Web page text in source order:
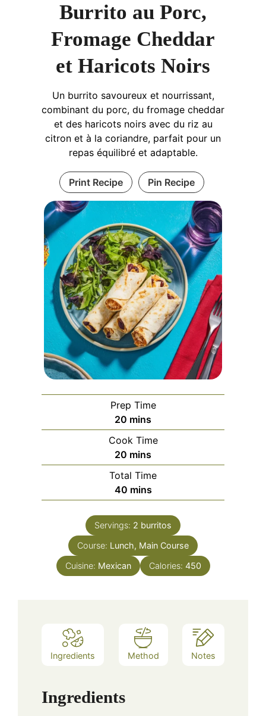
Burrito au Porc,
Fromage Cheddar
et Haricots Noirs
Un burrito savoureux et nourrissant,
combinant du porc, du fromage cheddar
et des haricots noirs avec du riz au
citron et à la coriandre, parfait pour un
repas équilibré et adaptable.
Print Recipe Pin Recipe
Prep Time
20 minutes
mins
Cook Time
20 minutes
mins
Total Time
40minutes
mins
Servings: 2 burritos
Course: Lunch, Main Course
Cuisine: Mexican Calories: 450
Ingredients Method Notes
Ingredients